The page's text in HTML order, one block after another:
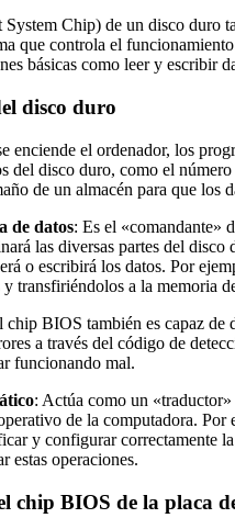
Chip) de un disco duro
que controla el
básicas como leer y escribir
disco duro
enciende el ordenador, los
del disco duro, como el
de un almacén para que los
de datos: Es el «comandante»
las diversas partes del
o escribirá los datos. Por
transfiriéndolos a la memoria
chip BIOS también es capaz de
a través del código de
funcionando mal.
: Actúa como un
de la computadora.
y configurar correctamente
estas operaciones.
chip BIOS de la placa